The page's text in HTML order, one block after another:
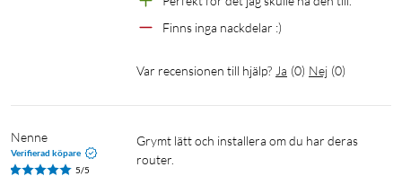
Finns inga nackdelar :)
Var recensionen till hjälp? Ja (0) Nej (0)
Nenne
Verifierad köpare
5/5
Grymt lätt och installera om du har deras
router.